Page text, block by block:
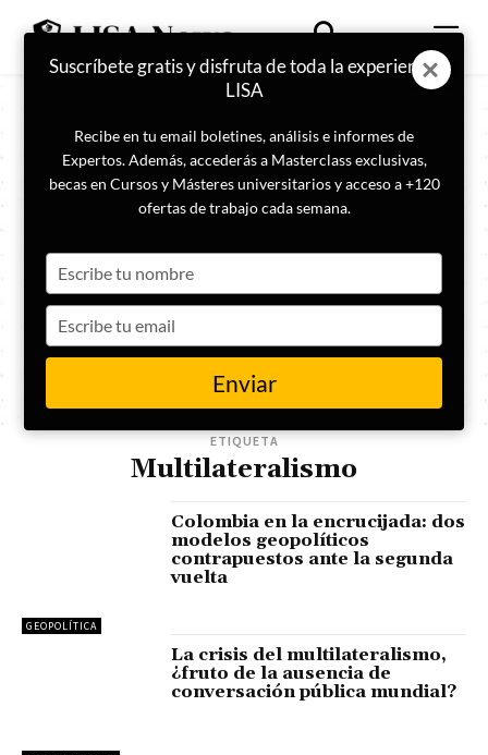
ETIQUETA
Multilateralismo
GEOPOLÍTICA
Colombia en la encrucijada: dos
modelos geopolíticos
contrapuestos ante la segunda
vuelta
La crisis del multilateralismo,
¿fruto de la ausencia de
conversación pública mundial?
Suscríbete gratis y disfruta de toda la experiencia
LISA
Recibe en tu email boletines, análisis e informes de
Expertos. Además, accederás a Masterclass exclusivas,
becas en Cursos y Másteres universitarios y acceso a +120
ofertas de trabajo cada semana.
your
name
your
email
Enviar